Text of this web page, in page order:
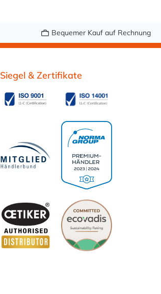
Bequemer Kauf auf Rechnung
Siegel & Zertifikate